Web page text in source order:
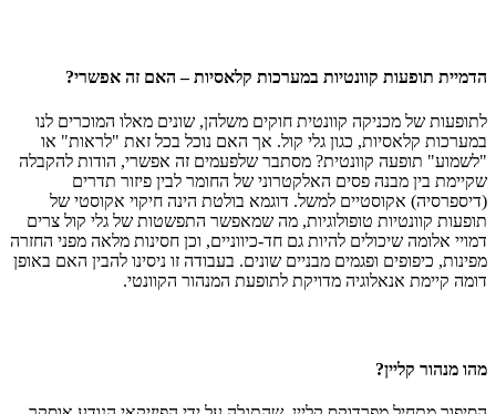
הדמיית תופעות קוונטיות במערכות קלאסיות – האם זה אפשרי?
לתופעות של מכניקה קוונטית חוקים משלהן, שונים מאלו המוכרים לנו
במערכות קלאסיות, כגון גלי קול. אך האם נוכל בכל זאת "לראות" או
"לשמוע" תופעה קוונטית? מסתבר שלפעמים זה אפשרי, הודות להקבלה
שקיימת בין מבנה פסים האלקטרוני של החומר לבין פיזור תדרים
(דיספרסיה) אקוסטיים למשל. דוגמא בולטת הינה חיקוי אקוסטי של
תופעות קוונטיות טופולוגיות, מה שמאפשר התפשטות של גלי קול צרים
דמויי אלומה שיכולים להיות גם חד-כיווניים, וכן חסינות מלאה מפני החזרה
מפינות, כיפופים ופגמים מבניים שונים. בעבודה זו ניסינו להבין האם באופן
דומה קיימת אנאלוגיה מדויקת לתופעת המנהור הקוונטי.
מהו מנהור קליין?